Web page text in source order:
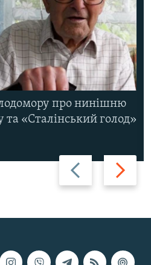
Назад Вперед
про нинішню
та «Сталінський голод»